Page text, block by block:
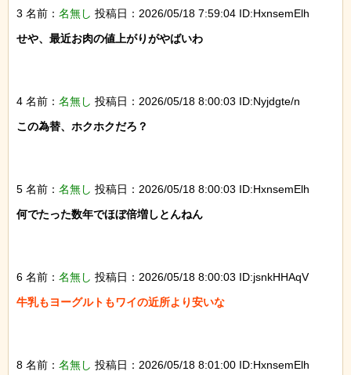
3 名前： 名無し 投稿日：2026/05/18 7:59:04 ID:HxnsemElh
せや、最近お肉の値上がりがやばいわ
4 名前： 名無し 投稿日：2026/05/18 8:00:03 ID:Nyjdgte/n
この為替、ホクホクだろ？
5 名前： 名無し 投稿日：2026/05/18 8:00:03 ID:HxnsemElh
何でたった数年でほぼ倍増しとんねん
6 名前： 名無し 投稿日：2026/05/18 8:00:03 ID:jsnkHHAqV
牛乳もヨーグルトもワイの近所より安いな
8 名前： 名無し 投稿日：2026/05/18 8:01:00 ID:HxnsemElh